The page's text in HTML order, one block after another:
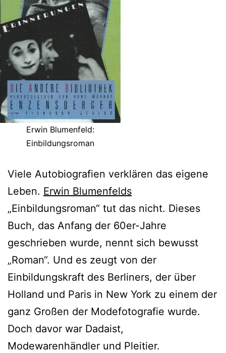
Erwin Blumenfeld:
Einbildungsroman
Viele Autobiografien verklären das eigene
Leben. Erwin Blumenfelds
„Einbildungsroman“ tut das nicht. Dieses
Buch, das Anfang der 60er-Jahre
geschrieben wurde, nennt sich bewusst
„Roman“. Und es zeugt von der
Einbildungskraft des Berliners, der über
Holland und Paris in New York zu einem der
ganz Großen der Modefotografie wurde.
Doch davor war Dadaist,
Modewarenhändler und Pleitier.